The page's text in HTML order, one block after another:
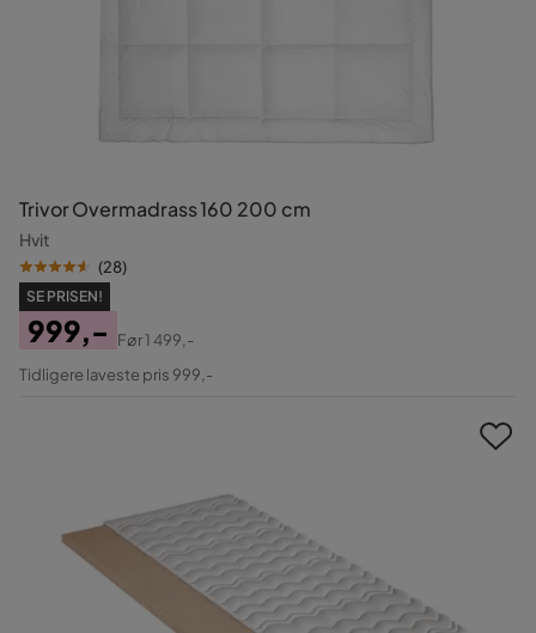
Trivor Overmadrass 160 200 cm
Hvit
(28)
SE PRISEN!
Pris
999,-
Original
Før1 499,-
Tidligere laveste pris 999,-